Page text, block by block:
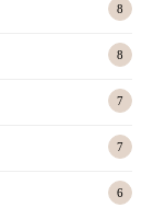
8
8
7
7
6